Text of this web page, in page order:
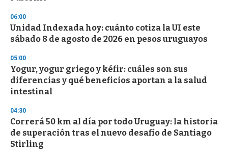
06:00
Unidad Indexada hoy: cuánto cotiza la UI este
sábado 8 de agosto de 2026 en pesos uruguayos
05:00
Yogur, yogur griego y kéfir: cuáles son sus
diferencias y qué beneficios aportan a la salud
intestinal
04:30
Correrá 50 km al día por todo Uruguay: la historia
de superación tras el nuevo desafío de Santiago
Stirling